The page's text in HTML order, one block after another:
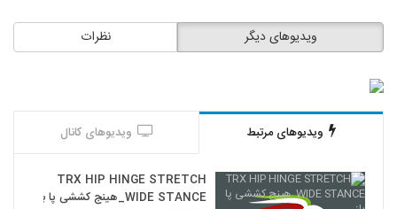
نظرات ویدیوهای دیگر
ویدیوهای مرتبط ویدیوهای کانال
TRX HIP HINGE STRETCH
WIDE STANCE_هینج کششی پا باز